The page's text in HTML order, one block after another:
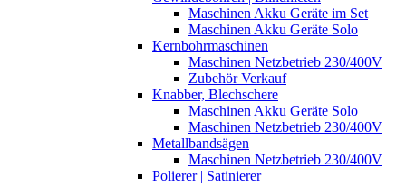
Maschinen Akku Geräte im Set
Maschinen Akku Geräte Solo
Kernbohrmaschinen
Maschinen Netzbetrieb 230/400V
Zubehör Verkauf
Knabber, Blechschere
Maschinen Akku Geräte Solo
Maschinen Netzbetrieb 230/400V
Metallbandsägen
Maschinen Netzbetrieb 230/400V
Polierer | Satinierer